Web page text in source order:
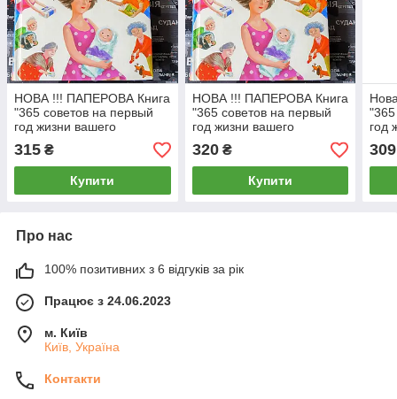
НОВА !!! ПАПЕРОВА Книга
"365 советов на первый
год жизни вашего
ребенка"
Є.О.Комаровський
315 ₴
Купити
НОВА !!! ПАПЕРОВА Книга
"365 советов на первый
год жизни вашего
ребенка"
Є.О.Комаровський
320₴
Купити
год
О.
309
Про нас
100% позитивних з 6 відгуків за рік
Працює з 24.06.2023
м. Київ
Київ, Україна
Контакти